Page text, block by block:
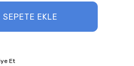
SEPETE EKLE
Et